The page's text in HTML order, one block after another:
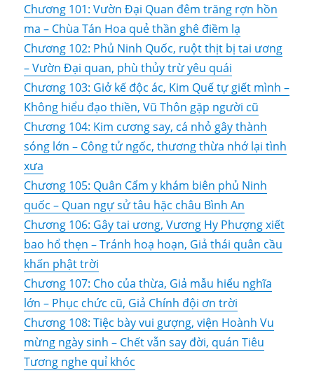
Chương 101: Vườn Đại Quan đêm trăng rợn hồn
ma – Chùa Tán Hoa quẻ thần ghê điềm lạ
Chương 102: Phủ Ninh Quốc, ruột thịt bị tai ương
– Vườn Đại quan, phù thủy trừ yêu quái
Chương 103: Giở kế độc ác, Kim Quế tự giết mình –
Không hiểu đạo thiền, Vũ Thôn gặp người cũ
Chương 104: Kim cương say, cá nhỏ gây thành
sóng lớn – Công tử ngốc, thương thừa nhớ lại tình
xưa
Chương 105: Quân Cẩm y khám biên phủ Ninh
quốc – Quan ngự sử tâu hặc châu Bình An
Chương 106: Gây tai ương, Vương Hy Phượng xiết
bao hổ thẹn – Tránh hoạ hoạn, Giả thái quân cầu
khấn phật trời
Chương 107: Cho của thừa, Giả mẫu hiểu nghĩa
lớn – Phục chức cũ, Giả Chính đội ơn trời
Chương 108: Tiệc bày vui gượng, viện Hoành Vu
mừng ngày sinh – Chết vẫn say đời, quán Tiêu
Tương nghe quỉ khóc